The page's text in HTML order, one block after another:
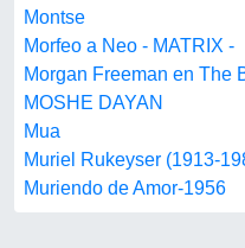
Montse
Morfeo a Neo - MATRIX -
Morgan Freeman en The
MOSHE DAYAN
Mua
Muriel Rukeyser (1913-
Muriendo de Amor-1956